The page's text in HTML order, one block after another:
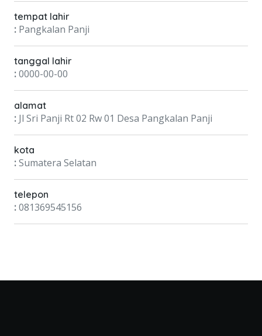
tempat lahir
: Pangkalan Panji
tanggal lahir
:0000-00-00
alamat
: Jl Sri Panji Rt 02 Rw 01 Desa Pangkalan Panji
kota
:Sumatera Selatan
telepon
:081369545156